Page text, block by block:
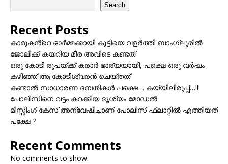
Search
Recent Posts
കാമുകൻ്റെ ഓർമ്മക്കായി കുട്ടിയെ വളർത്തി ബാംഗ്ലൂരിൽ
ജോലിക്ക് കയറിയ മീര അവിടെ കണ്ടത്
ഒരു കോടി രൂപയ്ക്ക് കരാർ ഭാര്യയായി, പക്ഷെ ഒരു വർഷം
കഴിഞ്ഞ് ആ കോടീശ്വരൻ ചെയ്തത്
കണ്ടാൽ സാധാരണ ദമ്പതികൾ പക്ഷെ… കയ്യിലിരുപ്പ്…!!!
പോലീസിനെ വട്ടം കറക്കിയ ദൃശ്യം മോഡല്‍
മിസ്സിംഗ് കേസ് അന്വേഷിച്ചാണ് പോലീസ് ഫ്ലാറ്റിൽ എത്തിയത്
പക്ഷേ ?
Recent Comments
No comments to show.